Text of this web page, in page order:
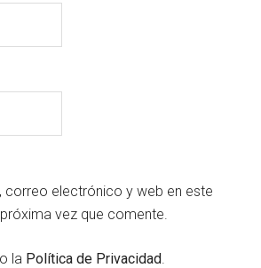
correo electrónico y web en este
vez que comente.
la Política de Privacidad.